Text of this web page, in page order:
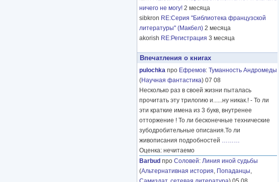
ничего не могу! 2 месяца
sibkron RE:Серия "Библиотека французской
литературы" (Макбел) 2 месяца
akorish RE:Регистрация 3 месяца
Впечатления о книгах
pulochka про Ефремов: Туманность Андромеды
(Научная фантастика) 07 08
Несколько раз в своей жизни пыталась
прочитать эту трилогию и......ну никак.! - То ли
эти краткие имена из 3 букв, внутренее
отторжение ! То ли бесконечные технические
зубодробительные описания.То ли
живописания подробностей ………
Оценка: нечитаемо
Barbud про Соловей: Линия иной судьбы
(Альтернативная история, Попаданцы,